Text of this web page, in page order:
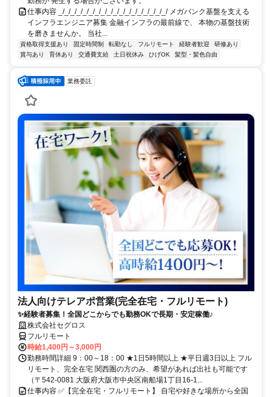
仕事内容 _/_/_/_/_/_/_/_/_/_/_/_/_/_/_/_/_/_/ メガバンク基盤を支える
インフラエンジニア募集 金融インフラの最前線で、 本物の基盤技術
を磨きませんか。 当社...
資格取得支援あり 固定時間制 転勤なし フルリモート 経験者歓迎
研修あり
賞与あり
育休あり 交通費支給 土日祝休み ひげOK 髪型・髪色自由
業務委託
法人向けテレアポ営業(完全在宅・フルリモート)
✨経験者募集！全国どこからでも勤務OKで長期・安定稼働♪
株式会社セグロス
フルリモート
時給1,400円～3,000円
勤務時間詳細 9：00～18：00 ★1日5時間以上 ★平日週3日以上 フル
リモート、完全在宅 関西圏の方のみ、希望があれば出社も可能です
（〒542-0081 大阪府大阪市中央区南船場1丁目16-1...
仕事内容 ✅【完全在宅・フルリモート】 自宅や好きな場所から全国